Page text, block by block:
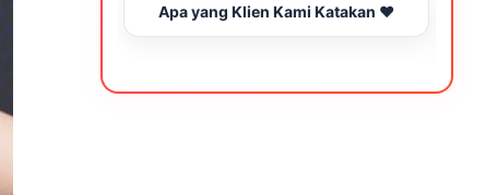
Apa yang Klien Kami Katakan ❤️